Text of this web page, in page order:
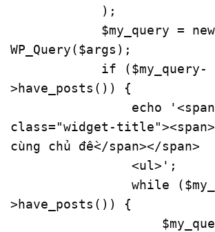
WP_Query($args);
>have_posts()) {
                echo '
<span
class= "widget-title"><span>
cùng chủ đề</span></span>
<ul> ';
>have_posts()) {